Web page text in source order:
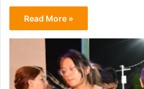
Read More »